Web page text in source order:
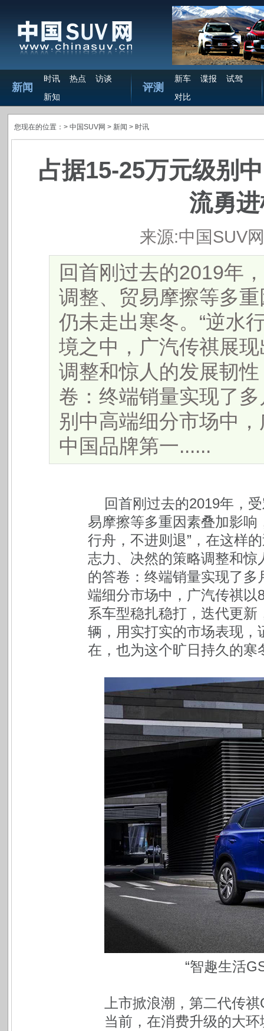
新闻
时讯 热点
访谈
新知
评测
新车 谍报
试驾
对比
您现在的位置：> 中国SUV网 > 新闻 > 时讯
占据15-25万元级别
流勇
来源:中国SUV网
回首刚过去的2019年
调整、贸易摩擦等多
仍未走出寒冬。“逆水
境之中，广汽传祺展
调整和惊人的发展韧
卷：终端销量实现了
别中高端细分市场中
中国品牌第一......
回首刚过去的2019年，
易摩擦等多重因素叠加影响
行舟，不进则退”，在这样
志力、决然的策略调整和
的答卷：终端销量实现了
端细分市场中，广汽传祺
系车型稳扎稳打，迭代更
辆，用实打实的市场表现
在，也为这个旷日持久的寒
“智趣生活
上市掀浪潮，第二代传
当前，在消费升级的大